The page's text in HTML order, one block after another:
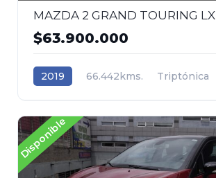
MAZDA 2 GRAND TOURING LX
$63.900.000
2019 66.442kms.
Triptónica
Disponible